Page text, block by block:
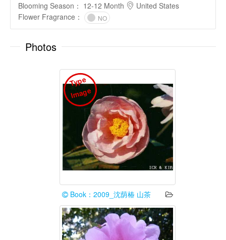
Blooming Season ： 12-12 Month
United States
Flower Fragrance ： NO
Photos
T
y
p
e
I
m
a
g
e
Book：2009_沈荫椿 山茶